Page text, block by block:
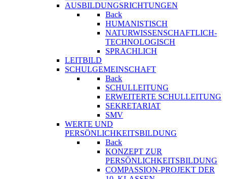
AUSBILDUNGSRICHTUNGEN
Back
HUMANISTISCH
NATURWISSENSCHAFTLICH-
TECHNOLOGISCH
SPRACHLICH
LEITBILD
SCHULGEMEINSCHAFT
Back
SCHULLEITUNG
ERWEITERTE SCHULLEITUNG
SEKRETARIAT
SMV
WERTE UND
PERSÖNLICHKEITSBILDUNG
Back
KONZEPT ZUR
PERSÖNLICHKEITSBILDUNG
COMPASSION-PROJEKT DER